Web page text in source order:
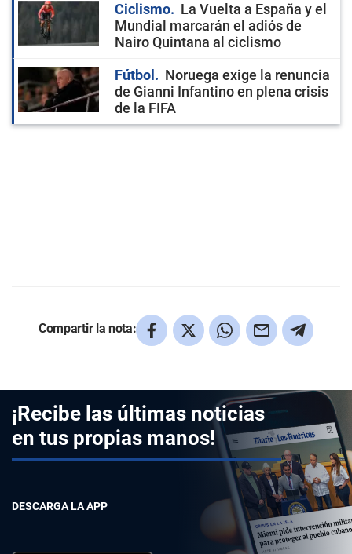
Ciclismo
La Vuelta a España y el
Mundial marcarán el adiós de
Nairo Quintana al ciclismo
Fútbol
Noruega exige la renuncia
de Gianni Infantino en plena crisis
de la FIFA
Compartir la nota:
¡Recibe las últimas noticias
en tus propias manos!
DESCARGA LA APP